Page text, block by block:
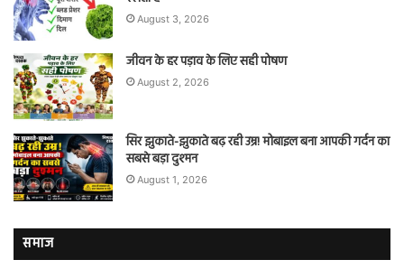
August 3, 2026
जीवन के हर पड़ाव के लिए सही पोषण
August 2, 2026
सिर झुकाते-झुकाते बढ़ रही उम्र! मोबाइल बना आपकी गर्दन का
सबसे बड़ा दुश्मन
August 1, 2026
समाज